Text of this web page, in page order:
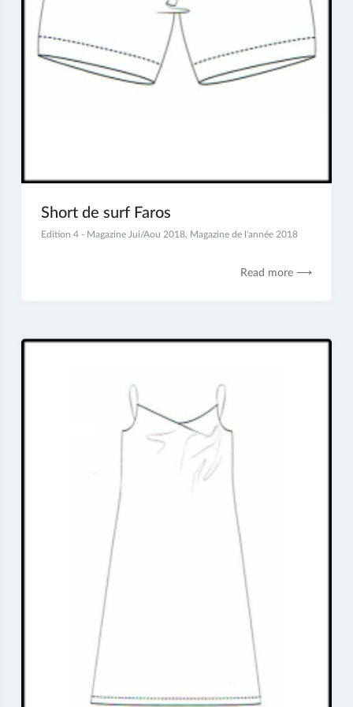
Short de surf Faros
27
Edition 4 - Magazine Jui/Aou 2018, Magazine de l'année 2018
Read more ⟶